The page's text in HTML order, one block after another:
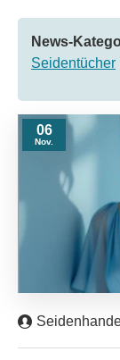
News-
Seidentücher
06
Nov.